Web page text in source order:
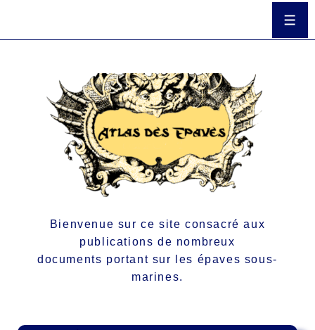
Bienvenue sur ce site consacré aux
publications de nombreux
documents portant sur les épaves sous-
marines.